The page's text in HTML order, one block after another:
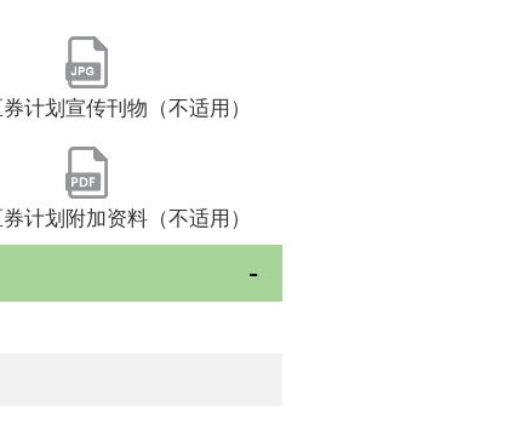
计划宣传刊物（不适用）
计划附加资料（不适用）